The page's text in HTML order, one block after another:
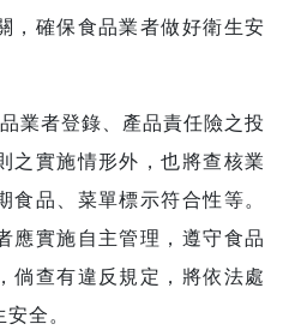
，確保食品業者做好衛生安
業者登錄、產品責任險之投
之實施情形外，也將查核業
品、菜單標示符合性等。
應實施自主管理，遵守食品
倘查有違反規定，將依法處
全。